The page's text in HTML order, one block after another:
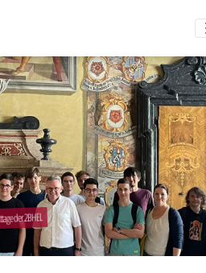
der 2BHEL